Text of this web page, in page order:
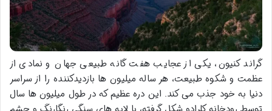
گراند کنیون، یکی از عجایب هفت گانه طبیعی جهان و نمادی از
عظمت و شکوه طبیعت، هر ساله میلیون ها بازدیدکننده را از سراسر
دنیا به خود جذب می کند. این دره عظیم که در طول میلیون ها سال